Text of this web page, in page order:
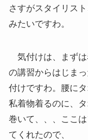
さすがスタイリス
みたいですわ。
気付けは、まずは
の講習からはじま
付けですわ。腰に
私着物着るのに、
巻いて、、、ここ
てくれたので、